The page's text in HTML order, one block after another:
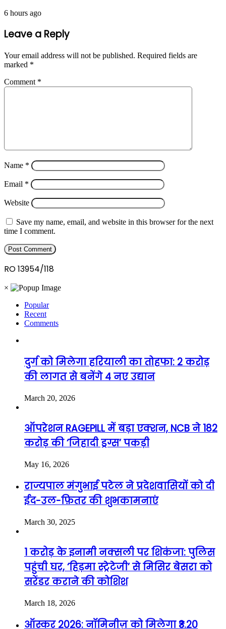
6 hours ago
Leave a Reply
Your email address will not be published. Required fields are
marked *
Comment *
Name *
Email *
Website
Save my name, email, and website in this browser for the next
time I comment.
RO 13954/118
×
Popular
Recent
Comments
दुर्ग को मिलेगा हरियाली का तोहफा: 2 करोड़
की लागत से बनेंगे 4 नए उद्यान
March 20, 2026
ऑपरेशन RAGEPILL में बड़ा एक्शन, NCB ने 182
करोड़ की ‘जिहादी ड्रग्स’ पकड़ी
May 16, 2026
राज्यपाल मंगुभाई पटेल ने प्रदेशवासियों को दी
ईद-उल-फ़ितर की शुभकामनाएं
March 30, 2025
1 करोड़ के इनामी नक्सली पर शिकंजा: पुलिस
पहुंची घर, ‘हिड़मा स्ट्रेटेजी’ से मिसिर बेसरा को
सरेंडर कराने की कोशिश
March 18, 2026
ऑस्कर 2026: नॉमिनीज़ को मिलेगा ₹3.20